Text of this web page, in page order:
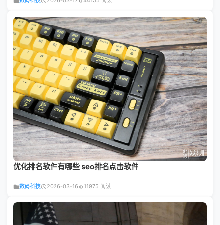
优化排名软件有哪些 seo排名点击软件
数码科技 2026-03-16 11975 阅读